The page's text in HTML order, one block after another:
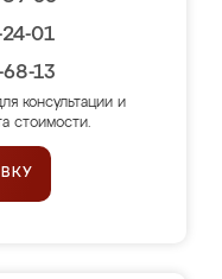
01
13
консультации и
стоимости.